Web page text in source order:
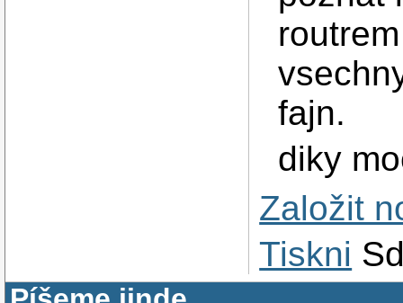
fajn.
diky
Založit
Tiskni